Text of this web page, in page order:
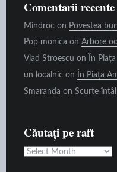
Comentarii recente
Mindroc on Povestea
Pop monica on Arbore
Vlad Stroescu on
În
un localnic on
În Piața
Smaranda on Scurte
Căutați pe raft
Căutați